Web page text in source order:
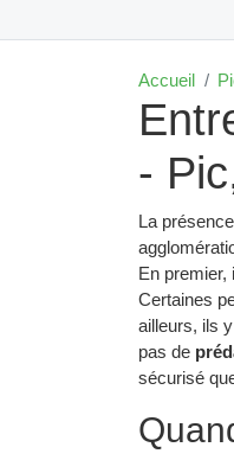
Accueil
-
La
En premier,
Certaines
ailleurs, ils
pas de
sécurisé